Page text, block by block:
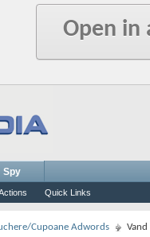
Open in
Quick Links
Spy
Cupoane Adwords